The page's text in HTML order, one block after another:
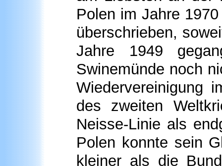
Polen im Jahre
überschrieben,
Jahre 1949
Swinemünde noch
Wiedervereinigung
des zweiten
Neisse-Linie als
Polen konnte sein
kleiner als die